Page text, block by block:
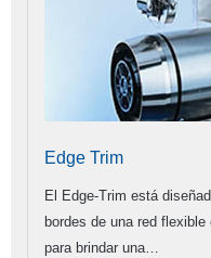
Edge Trim
El Edge-Trim está
bordes de una red
para brindar una…